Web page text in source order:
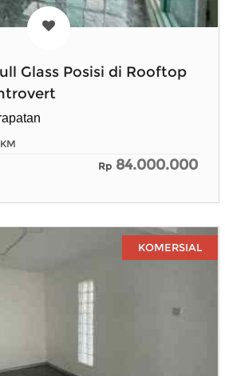
Glass Posisi di Rooftop
KM
Rp 84.000.000
KOMERSIAL